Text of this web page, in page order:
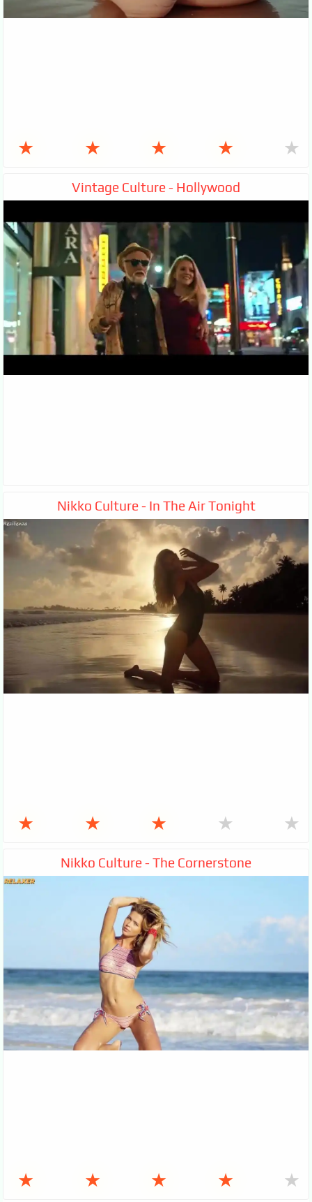
★ ★ ★ ★ ★
Vintage Culture - Hollywood
Nikko Culture - In The Air Tonight
★ ★ ★ ★ ★
Nikko Culture - The Cornerstone
★ ★ ★ ★ ★